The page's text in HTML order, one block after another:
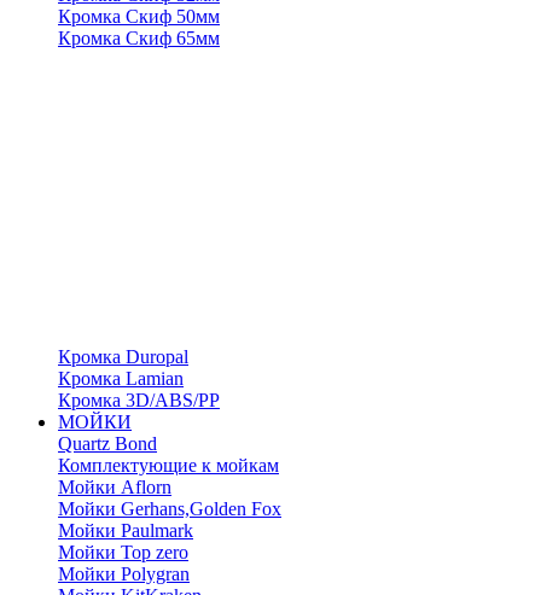
Кромка Скиф 50мм
Кромка Скиф 65мм
Кромка Duropal
Кромка Lamian
Кромка 3D/ABS/PP
МОЙКИ
Quartz Bond
Комплектующие к мойкам
Мойки Aflorn
Мойки Gerhans,Golden Fox
Мойки Paulmark
Мойки Top zero
Мойки Polygran